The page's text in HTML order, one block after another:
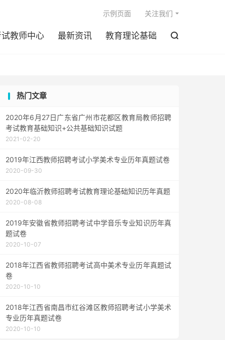
教师中心 最新资讯 教育理论基础 
示例页面 关注我们
热门文章
2020年6月27日广东省广州市花都区教育局教师招聘
考试教育基础知识+公共基础知识试题
2021-02-20
2019年江西教师招聘考试小学美术专业历年真题试卷
2020-09-30
2020年临沂教师招聘考试教育理论基础知识历年真题
2020-08-08
2019年安徽省教师招聘考试中学音乐专业知识历年真
题试卷
2020-10-07
2018年江西省教师招聘考试高中美术专业历年真题试
卷
2020-10-10
2018年江西省南昌市红谷滩区教师招聘考试小学美术
专业历年真题试卷
2020-10-10